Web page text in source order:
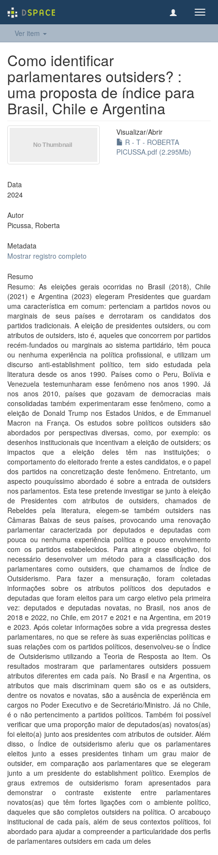
Ver item
Como identificar
parlamentares outsiders? :
uma proposta de índice para
Brasil, Chile e Argentina
Visualizar/Abrir
R - T - ROBERTA
PICUSSA.pdf (2.295Mb)
Data
2024
Autor
Picussa, Roberta
Metadata
Mostrar registro completo
Resumo
Resumo: As eleições gerais ocorridas no Brasil (2018), Chile
(2021) e Argentina (2023) elegeram Presidentes que guardam
uma característica em comum: pertenciam a partidos novos ou
marginais de seus países e derrotaram os candidatos dos
partidos tradicionais. A eleição de presidentes outsiders, ou com
atributos de outsiders, isto é, aqueles que concorrem por partidos
recém-fundados ou marginais ao sistema partidário, têm pouca
ou nenhuma experiência na política profissional, e utilizam um
discurso anti-establishment político, tem sido estudada pela
literatura desde os anos 1990. Países como o Peru, Bolívia e
Venezuela testemunharam esse fenômeno nos anos 1990. Já
nos anos 2010, países que gozavam de democracias mais
consolidadas também experimentaram esse fenômeno, como a
eleição de Donald Trump nos Estados Unidos, e de Emmanuel
Macron na França. Os estudos sobre políticos outsiders são
abordados por perspectivas diversas, como, por exemplo: os
desenhos institucionais que incentivam a eleição de outsiders; os
impactos que a eleição deles têm nas instituições; o
comportamento do eleitorado frente a estes candidatos, e o papel
dos partidos na concretização deste fenômeno. Entretanto, um
aspecto pouquíssimo abordado é sobre a entrada de outsiders
nos parlamentos. Esta tese pretende investigar se junto à eleição
de Presidentes com atributos de outsiders, chamados de
Rebeldes pela literatura, elegem-se também outsiders nas
Câmaras Baixas de seus países, provocando uma renovação
parlamentar caracterizada por deputados e deputadas com
pouca ou nenhuma experiência política e pouco envolvimento
com os partidos estabelecidos. Para atingir esse objetivo, foi
necessário desenvolver um método para a classificação dos
parlamentares como outsiders, que chamamos de Índice de
Outsiderismo. Para fazer a mensuração, foram coletadas
informações sobre os atributos políticos dos deputados e
deputadas que foram eleitos para um cargo eletivo pela primeira
vez: deputados e deputadas novatas, no Brasil, nos anos de
2018 e 2022, no Chile, em 2017 e 2021 e na Argentina, em 2019
e 2023. Após coletar informações sobre a vida pregressa destes
parlamentares, no que se refere às suas experiências políticas e
suas relações com os partidos políticos, desenvolveu-se o Índice
de Outsiderismo utilizando a Teoria de Resposta ao Item. Os
resultados mostraram que parlamentares outsiders possuem
atributos diferentes em cada país. No Brasil e na Argentina, os
atributos que mais discriminam quem são os e as outsiders,
dentre os novatos e novatas, são a ausência de experiência em
cargos no Poder Executivo e de Secretário/Ministro. Já no Chile,
é o não pertencimento a partidos políticos. Também foi possível
verificar que uma proporção maior de deputados(as) novatos(as)
foi eleito(a) junto aos presidentes com atributos de outsider. Além
disso, o Índice de outsiderismo aferiu que os parlamentares
eleitos junto a esses presidentes tinham um grau maior de
outsider, em comparação aos parlamentares que se elegeram
junto a um presidente do establishment político. Exemplos de
graus extremos de outsiderismo foram apresentados para
demonstrar o contraste existente entre parlamentares
novatos(as) que têm fortes ligações com o ambiente político,
daqueles que são completos outsiders na política. O arcabouço
institucional de cada país, além de seus contextos políticos, foi
abordado para ajudar a compreender a particularidade dos perfis
de parlamentares outsiders em cada um deles